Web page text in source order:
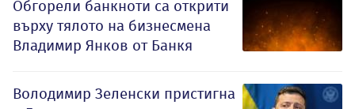
Обгорели банкноти са открити
върху тялото на бизнесмена
Владимир Янков от Банкя
Володимир Зеленски пристигна